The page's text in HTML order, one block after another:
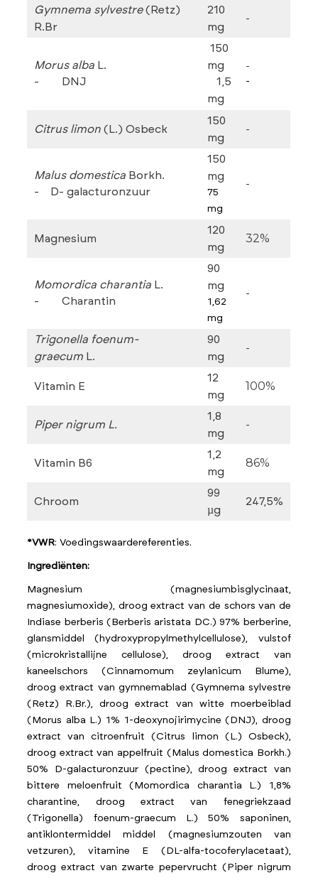
Gymnema sylvestre(Retz)
R.Br
210
mg
-
Morus alba L.
-
DNJ
150
mg
1,5
mg
-
-
Citrus limon(L.) Osbeck
150
mg
-
Malus domestica Borkh.
- D- galacturonzuur
150
mg
75
mg
-
Magnesium
120
mg
32%
Momordica charantia L.
-
Charantin
90
mg
1,62
mg
-
Trigonella foenum-
graecum L.
90
mg
-
Vitamin E
12
mg
100%
Piper nigrum L.
1,8
mg
-
Vitamin B6
1,2
mg
86%
Chroom
99
µg
247,5%
*VWR: Voedingswaardereferenties.
Ingrediënten:
Magnesium (magnesiumbisglycinaat,
magnesiumoxide), droog extract van de schors van de
Indiase berberis (Berberis aristata DC.) 97% berberine,
glansmiddel (hydroxypropylmethylcellulose), vulstof
(microkristallijne cellulose), droog extract van
kaneelschors (Cinnamomum zeylanicum Blume),
droog extract van gymnemablad (Gymnema sylvestre
(Retz) R.Br.), droog extract van witte moerbeiblad
(Morus alba L.) 1% 1-deoxynojirimycine (DNJ), droog
extract van citroenfruit (Citrus limon (L.) Osbeck),
droog extract van appelfruit (Malus domestica Borkh.)
50% D-galacturonzuur (pectine), droog extract van
bittere meloenfruit (Momordica charantia L.) 1,8%
charantine, droog extract van fenegriekzaad
(Trigonella) foenum-graecum L.) 50% saponinen,
antiklontermiddel middel (magnesiumzouten van
vetzuren), vitamine E (DL-alfa-tocoferylacetaat),
droog extract van zwarte pepervrucht (Piper nigrum